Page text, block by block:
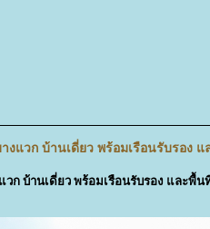
วก บ้านเดี่ยว พร้อมเรือนรับรอง
ก บ้านเดี่ยว พร้อมเรือนรับรอง และพื้